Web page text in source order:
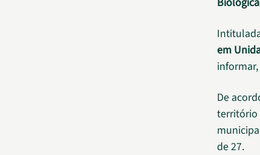
em
De
território
de 27.